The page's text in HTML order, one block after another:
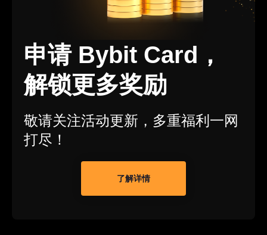
申请 Bybit Card，
解锁更多奖励
敬请关注活动更新，多重福利一网
打尽！
了解详情